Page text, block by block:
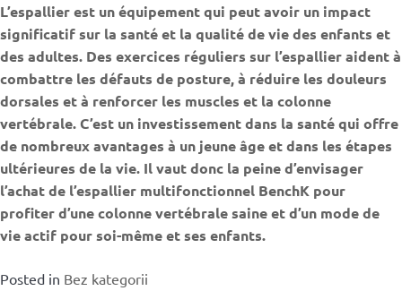
L’espallier est un équipement qui peut avoir un impact
significatif sur la santé et la qualité de vie des enfants et
des adultes. Des exercices réguliers sur l’espallier aident à
combattre les défauts de posture, à réduire les douleurs
dorsales et à renforcer les muscles et la colonne
vertébrale. C’est un investissement dans la santé qui offre
de nombreux avantages à un jeune âge et dans les étapes
ultérieures de la vie. Il vaut donc la peine d’envisager
l’achat de l’espallier multifonctionnel BenchK pour
profiter d’une colonne vertébrale saine et d’un mode de
vie actif pour soi-même et ses enfants.
Posted in Bez kategorii